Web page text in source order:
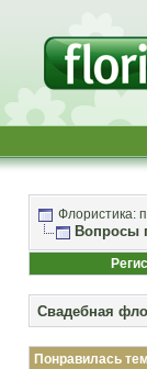
Флористика:
Вопросы
Свадебная
Понравилась